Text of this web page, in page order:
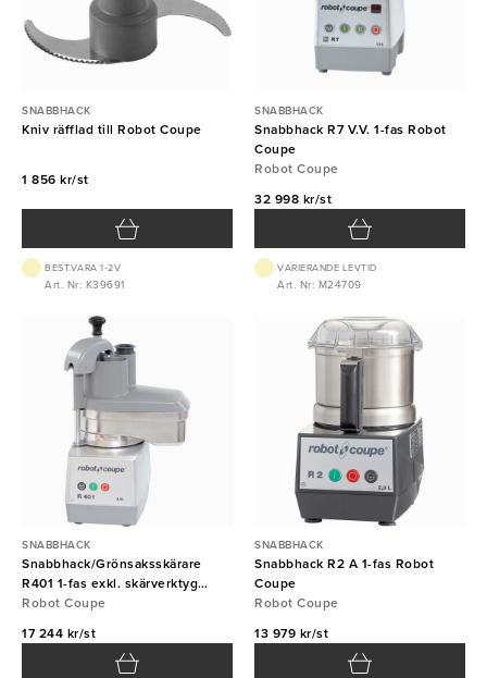
SNABBHACK
Kniv räfflad till Robot Coupe
1 856 kr/st
BEST.VARA 1-2V
Art. Nr: K39691
SNABBHACK
Snabbhack R7 V.V. 1-fas Robot
Coupe
Robot Coupe
32 998 kr/st
VARIERANDE LEVTID
Art. Nr: M24709
SNABBHACK
Snabbhack/Grönsaksskärare
R401 1-fas exkl. skärverktyg
Robot Coupe
Robot Coupe
17 244 kr/st
SNABBHACK
Snabbhack R2 A 1-fas Robot
Coupe
Robot Coupe
13 979 kr/st